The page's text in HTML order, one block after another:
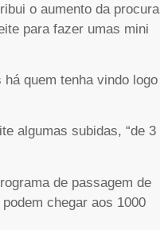
o aumento da procura
para fazer umas mini
quem tenha vindo logo
algumas subidas, “de 3
de passagem de
chegar aos 1000